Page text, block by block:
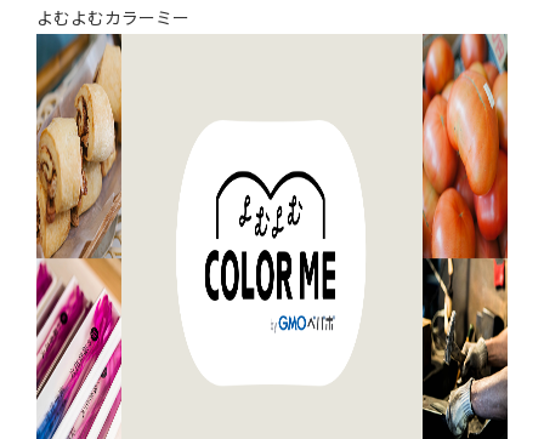
よむよむカラーミー